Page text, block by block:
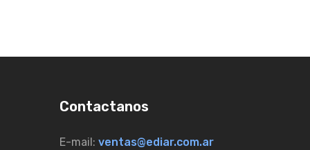
Contactanos
E-mail: ventas@ediar.com.ar